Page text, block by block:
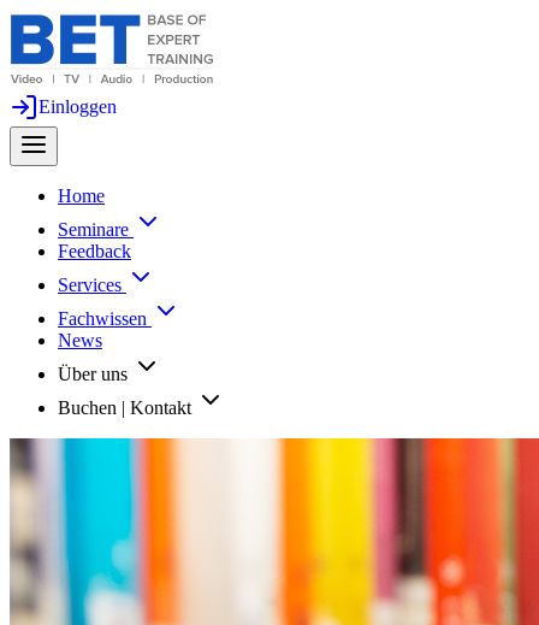
Einloggen
Home
Seminare
Feedback
Services
Fachwissen
News
Über uns
Buchen | Kontakt